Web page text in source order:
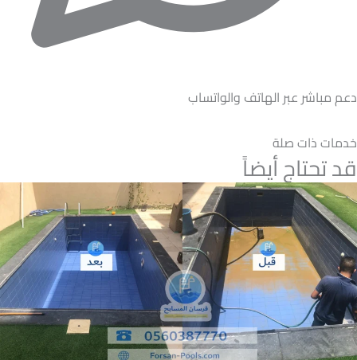
دعم مباشر عبر الهاتف والواتساب
خدمات ذات صلة
قد تحتاج أيضاً